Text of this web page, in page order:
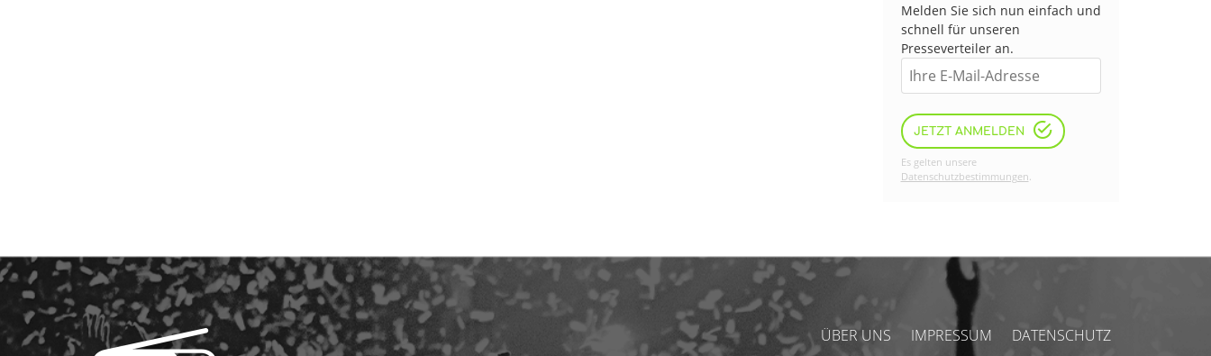
Melden Sie sich nun einfach und
schnell für unseren
Presseverteiler an.
JETZT ANMELDEN
Es gelten unsere
Datenschutzbestimmungen.
ÜBER UNS IMPRESSUM DATENSCHUTZ